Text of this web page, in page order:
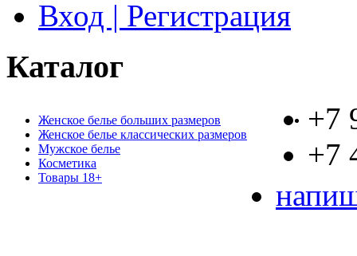
Вход | Регистрация
Каталог
Женское белье больших размеров
Женское белье классических размеров
Мужское белье
Косметика
Товары 18+
+7
+7